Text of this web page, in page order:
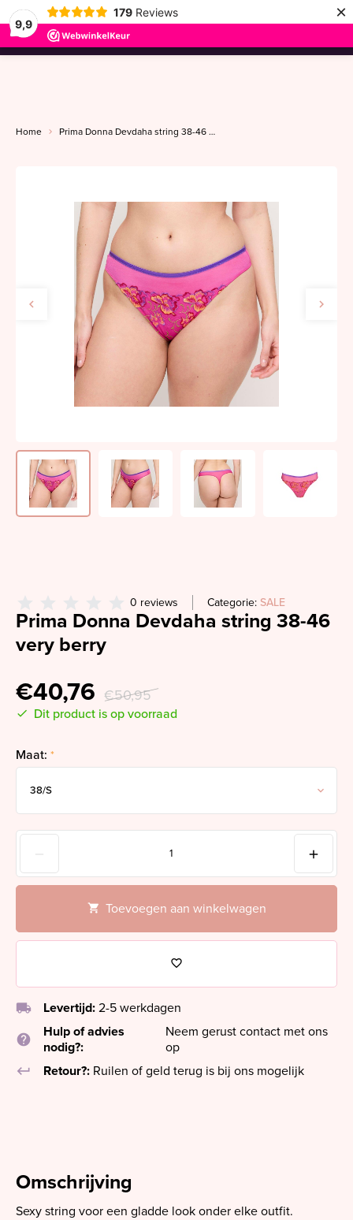
9,9
179 Reviews ×
menu
Home Prima Donna Devdaha string 38-46 very berry
0 reviews Categorie: SALE
Prima Donna Devdaha string 38-46
very berry
€40,76 €50,95
Dit product is op voorraad
Maat: *
Toevoegen aan winkelwagen
local_shipping Levertijd: 2-5 werkdagen
help
Hulp of advies
nodig?:
Neem gerust contact met ons
op
keyboard_return
Retour?: Ruilen of geld terug is bij ons mogelijk
Omschrijving
Sexy string voor een gladde look onder elke outfit.